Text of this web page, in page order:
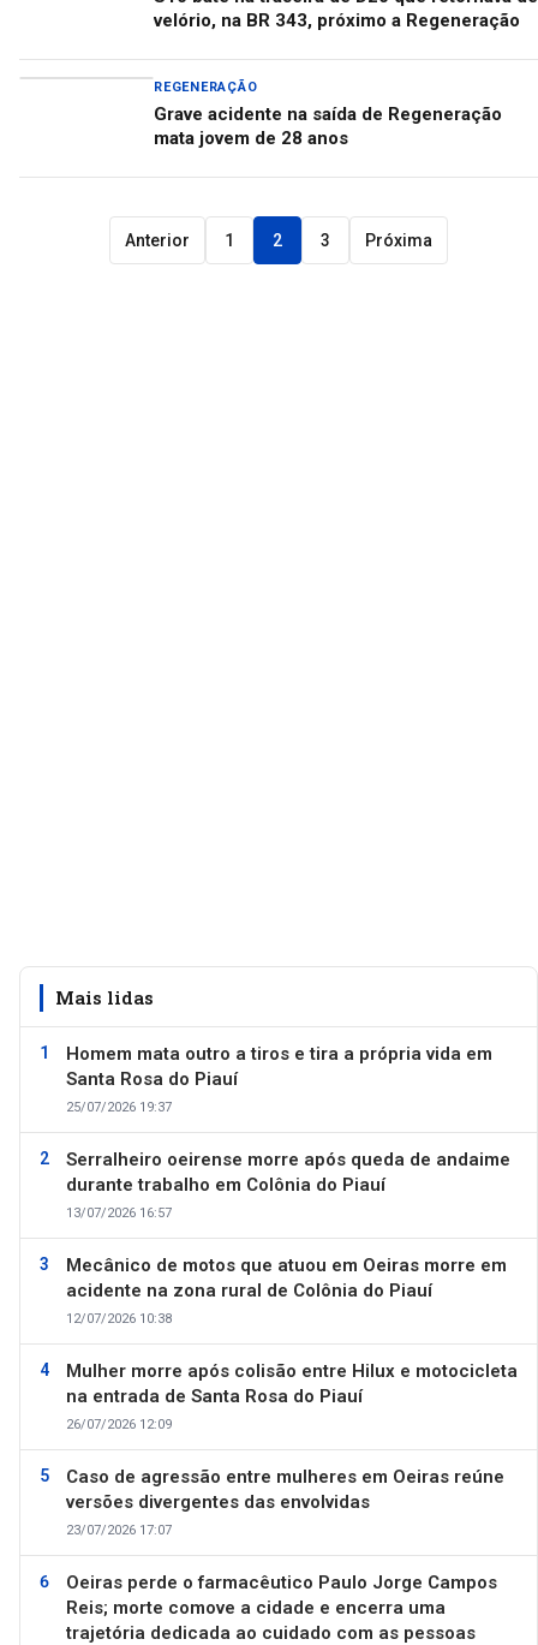
velório, na BR 343, próximo a Regeneração
REGENERAÇÃO
Grave acidente na saída de Regeneração
mata jovem de 28 anos
Anterior 1 2 3 Próxima
Mais lidas
Homem mata outro a tiros e tira a própria vida em
Santa Rosa do Piauí
25/07/2026 19:37
Serralheiro oeirense morre após queda de andaime
durante trabalho em Colônia do Piauí
13/07/2026 16:57
Mecânico de motos que atuou em Oeiras morre em
acidente na zona rural de Colônia do Piauí
12/07/2026 10:38
Mulher morre após colisão entre Hilux e motocicleta
na entrada de Santa Rosa do Piauí
26/07/2026 12:09
Caso de agressão entre mulheres em Oeiras reúne
versões divergentes das envolvidas
23/07/2026 17:07
Oeiras perde o farmacêutico Paulo Jorge Campos
Reis; morte comove a cidade e encerra uma
trajetória dedicada ao cuidado com as pessoas